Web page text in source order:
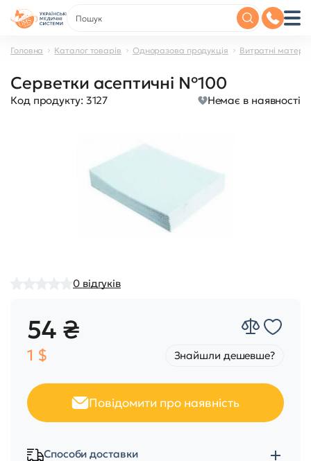
Головна Каталог товарів Одноразова продукція Витратні
Серветки асептичні №100
Код продукту: 3127 Немає в наявності
0 відгуків
54 ₴
1 $ Знайшли дешевше?
Повідомити про наявність
Способи доставки